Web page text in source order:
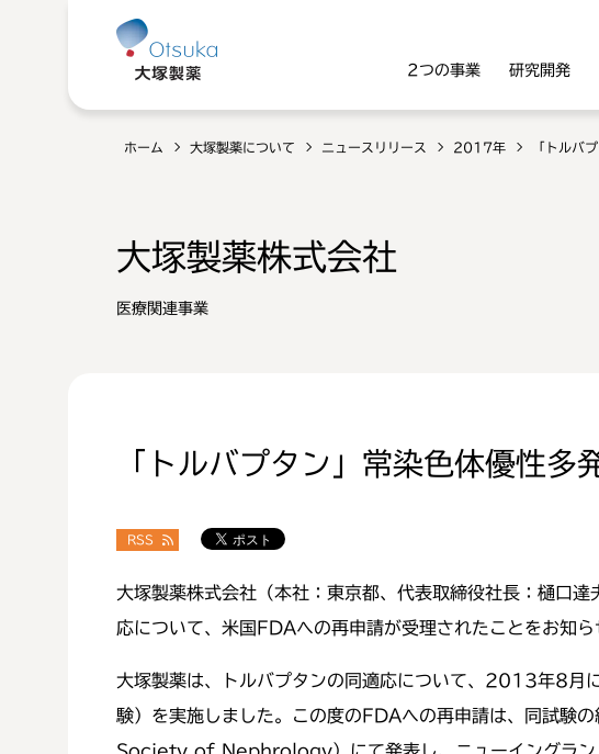
2つの事業 研究開発
ホーム 大塚製薬について ニュースリリース 2017年 「トルバ
大塚製薬株式会社
医療関連事業
「トルバプタン」常染色体優性
RSS
大塚製薬株式会社（本社：東京都、代表取締役社長：樋口
応について、米国FDAへの再申請が受理されたことをお知
大塚製薬は、トルバプタンの同適応について、2013年8月
験）を実施しました。この度のFDAへの再申請は、同試験